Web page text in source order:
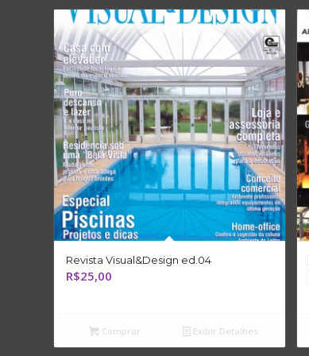
Revista Visual&Design ed.04
R$25,00
Comprar Exibir Detalhes